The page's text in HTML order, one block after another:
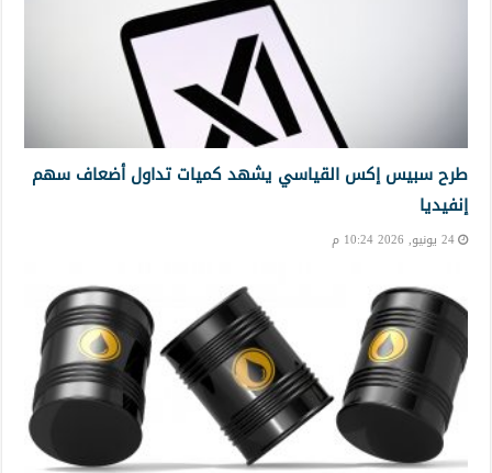
طرح سبيس إكس القياسي يشهد كميات تداول أضعاف سهم
إنفيديا
24 يونيو, 2026 10:24 م